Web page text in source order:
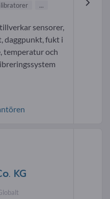
...
sensorer,
daggpunkt, fukt i
temperatur och
KG